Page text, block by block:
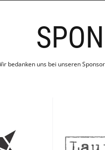
bedanken uns bei unseren